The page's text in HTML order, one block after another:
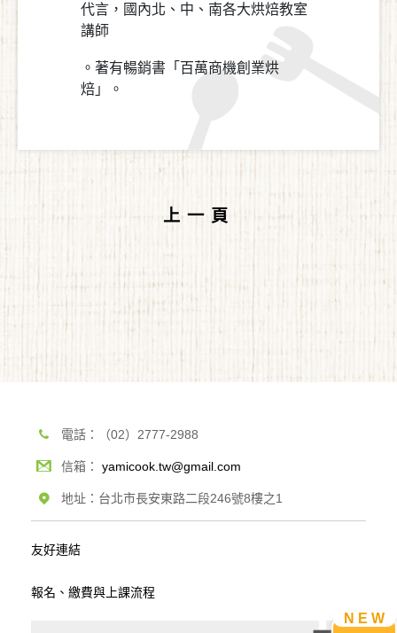
代言，國內北、中、南各大烘焙教室
講師
。著有暢銷書「百萬商機創業烘
焙」。
上一頁
電話：（02）2777-2988
信箱： yamicook.tw@gmail.com
地址：台北市長安東路二段246號8樓之1
友好連結
報名、繳費與上課流程